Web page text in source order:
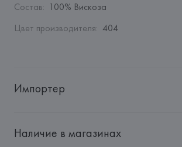
Состав: 100% Вискоза
Цвет производителя: 404
Импортер
"Авикойл Интернешнл"
Наличие в магазинах